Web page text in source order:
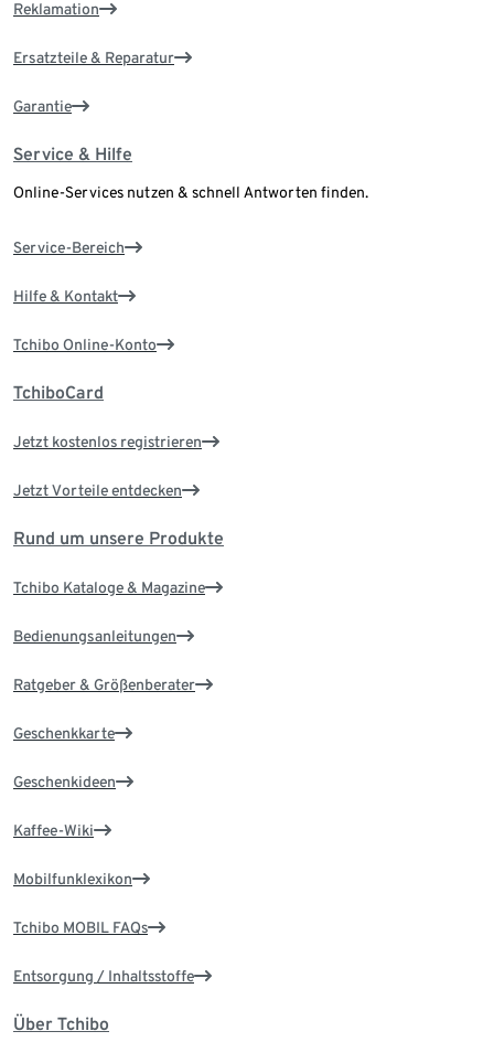
Reklamation
Ersatzteile & Reparatur
Garantie
Service & Hilfe
Online-Services nutzen & schnell Antworten finden.
Service-Bereich
Hilfe & Kontakt
Tchibo Online-Konto
TchiboCard
Jetzt kostenlos registrieren
Jetzt Vorteile entdecken
Rund um unsere Produkte
Tchibo Kataloge & Magazine
Bedienungsanleitungen
Ratgeber & Größenberater
Geschenkkarte
Geschenkideen
Kaffee-Wiki
Mobilfunklexikon
Tchibo MOBIL FAQs
Entsorgung / Inhaltsstoffe
Über Tchibo